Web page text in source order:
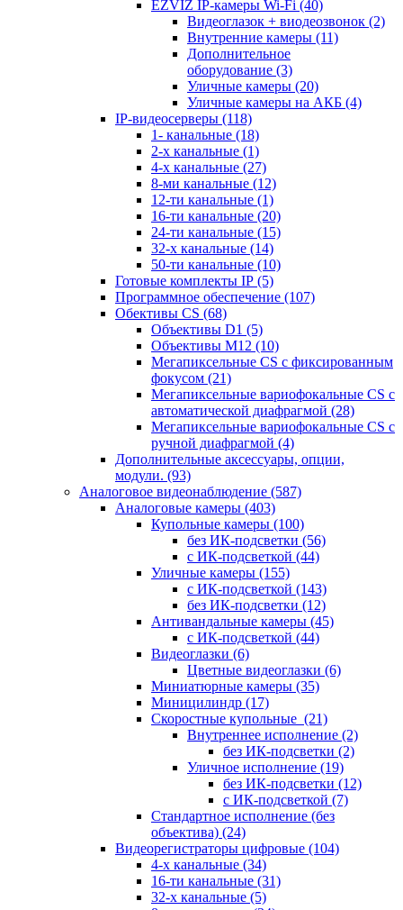
EZVIZ IP-камеры Wi-Fi (40)
Видеоглазок + виодеозвонок (2)
Внутренние камеры (11)
Дополнительное
оборудование (3)
Уличные камеры (20)
Уличные камеры на АКБ (4)
IP-видеосерверы (118)
1- канальные (18)
2-х канальные (1)
4-х канальные (27)
8-ми канальные (12)
12-ти канальные (1)
16-ти канальные (20)
24-ти канальные (15)
32-х канальные (14)
50-ти канальные (10)
Готовые комплекты IP (5)
Программное обеспечение (107)
Обективы CS (68)
Объективы D1 (5)
Объективы M12 (10)
Мегапиксельные CS c фиксированным
фокусом (21)
Мегапиксельные вариофокальные CS c
автоматической диафрагмой (28)
Мегапиксельные вариофокальные CS c
ручной диафрагмой (4)
Дополнительные аксессуары, опции,
модули. (93)
Аналоговое видеонаблюдение (587)
Аналоговые камеры (403)
Купольные камеры (100)
без ИК-подсветки (56)
с ИК-подсветкой (44)
Уличные камеры (155)
с ИК-подсветкой (143)
без ИК-подсветки (12)
Антивандальные камеры (45)
с ИК-подсветкой (44)
Видеоглазки (6)
Цветные видеоглазки (6)
Миниатюрные камеры (35)
Миницилиндр (17)
Скоростные купольные (21)
Внутреннее исполнение (2)
без ИК-подсветки (2)
Уличное исполнение (19)
без ИК-подсветки (12)
с ИК-подсветкой (7)
Стандартное исполнение (без
объектива) (24)
Видеорегистраторы цифровые (104)
4-х канальные (34)
16-ти канальные (31)
32-х канальные (5)